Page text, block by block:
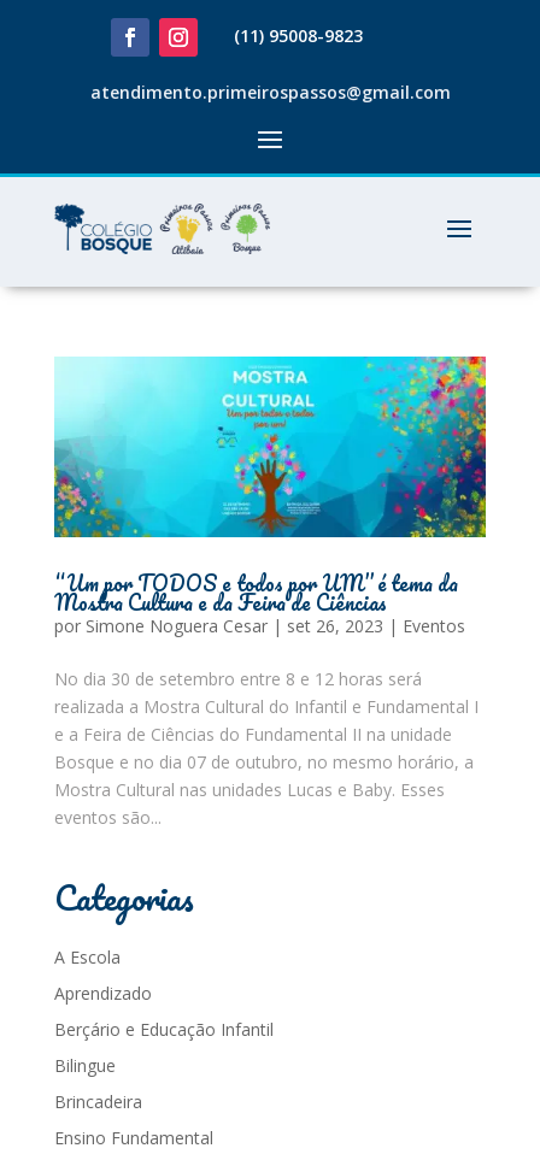
atendimento.primeirospassos@gmail.com
(11) 95008-9823
“Um por TODOS e todos por UM” é tema da
Mostra Cultura e da Feira de Ciências
por Simone Noguera Cesar| set 26, 2023 | Eventos
No dia 30 de setembro entre 8 e 12 horas será
realizada a Mostra Cultural do Infantil e Fundamental I
e a Feira de Ciências do Fundamental II na unidade
Bosque e no dia 07 de outubro, no mesmo horário, a
Mostra Cultural nas unidades Lucas e Baby. Esses
eventos são...
Categorias
A Escola
Aprendizado
Berçário e Educação Infantil
Bilingue
Brincadeira
Ensino Fundamental